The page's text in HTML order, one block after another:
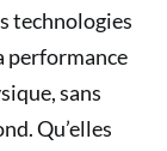
technologies
performance
sans
Qu’elles